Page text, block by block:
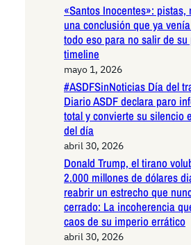
«Santos Inocentes»: pistas,
una conclusión que ya
todo eso para no salir de
timeline
mayo 1, 2026
#ASDFSinNoticias Día del
Diario ASDF declara paro
total y convierte su silencio
del día
abril 30, 2026
Donald Trump, el tirano
2.000 millones de dólares
reabrir un estrecho que
cerrado: La incoherencia
caos de su imperio errático
abril 30, 2026